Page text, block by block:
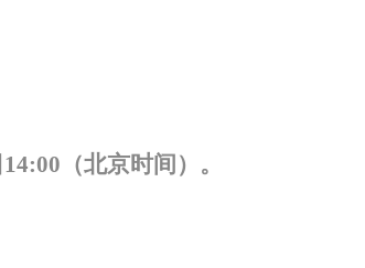
14:00（北京时间）。